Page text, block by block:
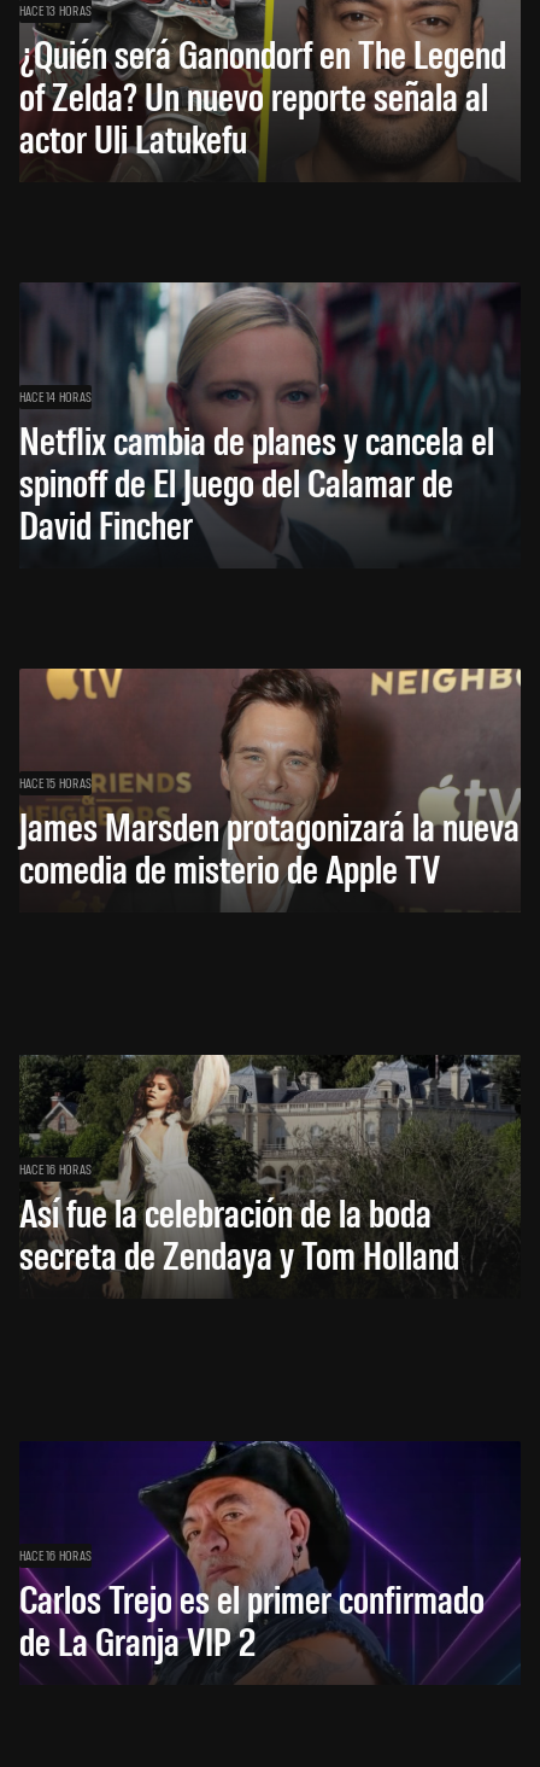
HACE 13 HORAS
¿Quién será Ganondorf en The Legend
of Zelda? Un nuevo reporte señala al
actor Uli Latukefu
HACE 14 HORAS
Netflix cambia de planes y cancela el
spinoff de El Juego del Calamar de
David Fincher
HACE 15 HORAS
James Marsden protagonizará la nueva
comedia de misterio de Apple TV
HACE 16 HORAS
Así fue la celebración de la boda
secreta de Zendaya y Tom Holland
HACE 16 HORAS
Carlos Trejo es el primer confirmado
de La Granja VIP 2